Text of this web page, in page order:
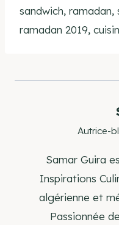
sandwich,
ramadan 2019,
Autrice-
Samar Guira
Inspirations
algérienne et
Passionnée